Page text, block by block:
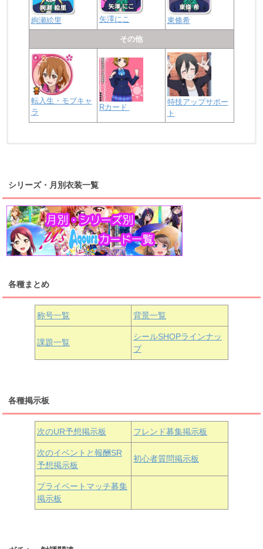
絢瀬絵里 矢澤にこ 東條希
その他
転入生・モブキャ
ラ
Rカード
特技アップサポー
ト
桜内梨子 高海千歌 渡辺曜
浦の星女学院1年生
津島善子 黒澤ルビィ
浦の星女学院3年生
黒澤ダイヤ
上原歩夢 宮下愛 優木せつ菜
虹ヶ咲学園1年生
中須かすみ 天王寺璃奈
朝香果林 近江彼方 エマ・ヴェルデ
シリーズ・月別衣装一覧
各種まとめ
称号一覧 背景一覧
課題一覧
シールSHOPラインナッ
プ
各種掲示板
次のUR予想掲示板 フレンド募集掲示板
次のイベントと報酬SR
予想掲示板
初心者質問掲示板
プライベートマッチ募集
掲示板